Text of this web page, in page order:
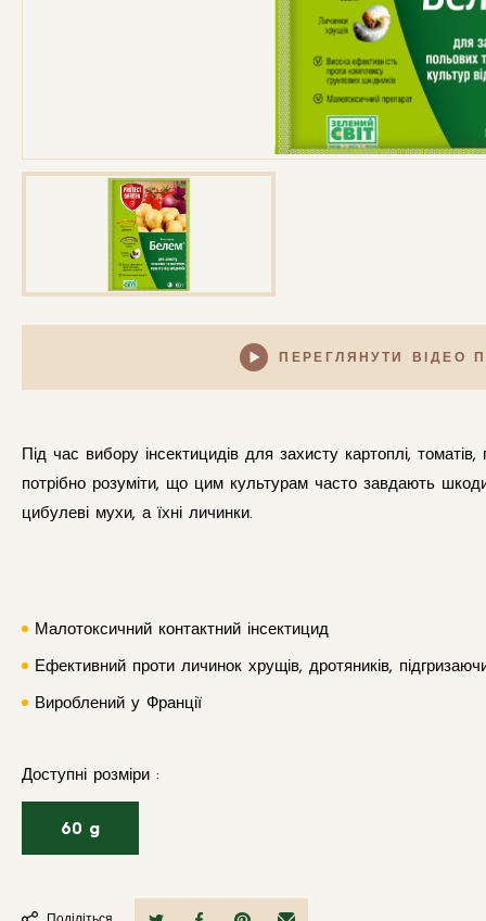
ПЕРЕГЛЯНУТИ ВІДЕО
Під час вибору інсектицидів для захисту картоплі,
потрібно розуміти, що цим культурам часто завдають
цибулеві мухи, а їхні личинки.
Малотоксичний контактний інсектицид
Ефективний проти личинок хрущів, дротяників,
Вироблений у Франції
Доступні розміри :
60 g